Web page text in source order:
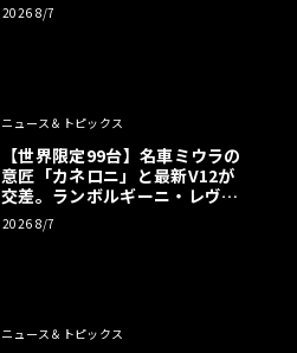
2026 8/7
ニュース＆トピックス
【世界限定99台】名車ミウラの
意匠「カネロニ」と最新V12が
交差。ランボルギーニ・レヴエ
ルトに60周年記念車が登場
2026 8/7
ニュース＆トピックス